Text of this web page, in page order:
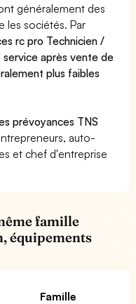
généralement des
les sociétés. Par
rc pro Technicien /
service après vente de
plus faibles
prévoyances TNS
auto-
et chef d'entreprise
famille
équipements
Famille